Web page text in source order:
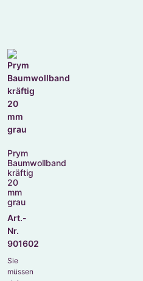
Prym
Baumwollband
kräftig
20
mm
grau
Art.-
Nr.
901602
Sie
müssen